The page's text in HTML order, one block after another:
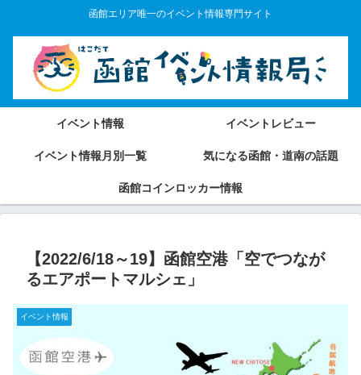
函館エリア唯一のイベント情報専門サイト
イベント情報 イベントレビュー
イベント情報月別一覧 気になる函館・道南の話題
函館コインロッカー情報
【2022/6/18～19】函館空港「空でつなが
るエアポートマルシェ」
イベント情報